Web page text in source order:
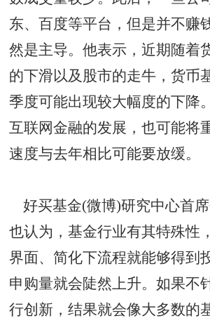
东、百度等平台，但是并不赚
然是主导。他表示，近期随着
的下滑以及股市的走牛，货币
季度可能出现较大幅度的下降
互联网金融的发展，也可能将
速度与去年相比可能要放缓。
好买基金(微博)研究中心首
也认为，基金行业有其特殊性
界面、简化下流程就能够得到
申购量就会陡然上升。如果不
行创新，结果就会像大多数的